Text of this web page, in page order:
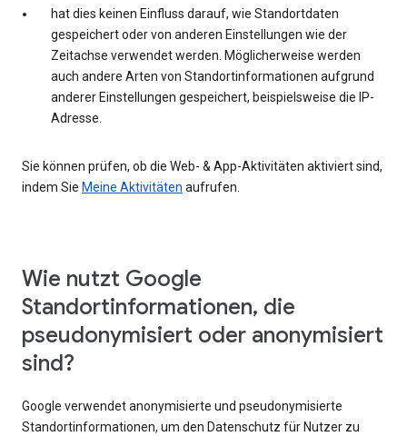
hat dies keinen Einfluss darauf, wie Standortdaten
gespeichert oder von anderen Einstellungen wie der
Zeitachse verwendet werden. Möglicherweise werden
auch andere Arten von Standortinformationen aufgrund
anderer Einstellungen gespeichert, beispielsweise die IP-
Adresse.
Sie können prüfen, ob die Web- & App-Aktivitäten aktiviert sind,
indem Sie Meine Aktivitäten aufrufen.
Wie nutzt Google
Standortinformationen, die
pseudonymisiert oder anonymisiert
sind?
Google verwendet anonymisierte und pseudonymisierte
Standortinformationen, um den Datenschutz für Nutzer zu